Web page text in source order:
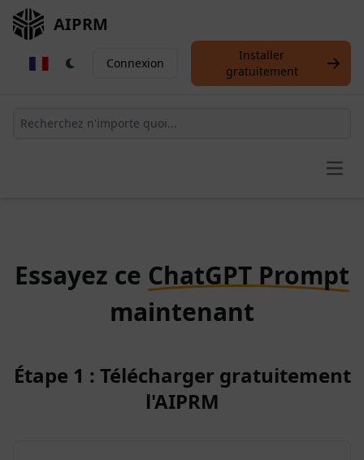
AIPRM
Connexion
Installer
gratuitement
Essayez ce ChatGPT Prompt
maintenant
Étape 1 : Télécharger gratuitement
l'AIPRM